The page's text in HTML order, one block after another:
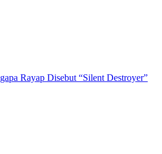
Rayap Disebut “Silent Destroyer”